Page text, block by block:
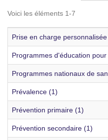
Voici les éléments 1-7
Prise en charge
Programmes d'éducation
Programmes nationaux de
Prévalence (1)
Prévention primaire (1)
Prévention secondaire (1)